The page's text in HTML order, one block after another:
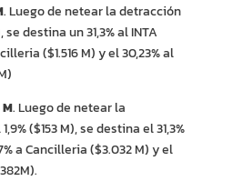
. Luego de netear la detracción
se destina un 31,3% al INTA
($1.516 M) y el 30,23% al
. Luego de netear la
($153 M), se destina el 31,3%
a Cancilleria ($3.032 M) y el